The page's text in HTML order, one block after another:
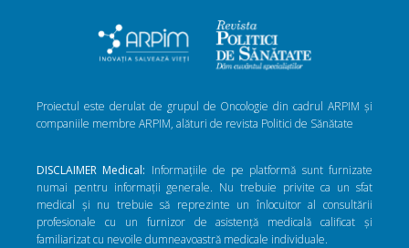
Proiectul este derulat de grupul de Oncologie din cadrul ARPIM și
companiile membre ARPIM, alături de revista Politici de Sănătate
DISCLAIMER Medical: Informațiile de pe platformă sunt furnizate
numai pentru informații generale. Nu trebuie privite ca un sfat
medical și nu trebuie să reprezinte un înlocuitor al consultării
profesionale cu un furnizor de asistență medicală calificat și
familiarizat cu nevoile dumneavoastră medicale individuale.